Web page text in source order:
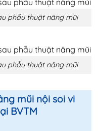
phẫu thuật nâng mũi
phẫu thuật nâng mũi
mũi nội soi vi
BVTM